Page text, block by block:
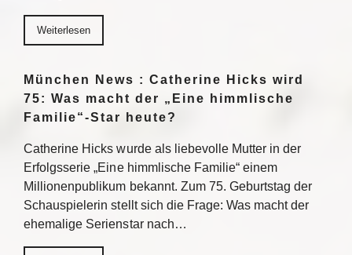
Weiterlesen
München News : Catherine Hicks wird
75: Was macht der „Eine himmlische
Familie“-Star heute?
Catherine Hicks wurde als liebevolle Mutter in der
Erfolgsserie „Eine himmlische Familie“ einem
Millionenpublikum bekannt. Zum 75. Geburtstag der
Schauspielerin stellt sich die Frage: Was macht der
ehemalige Serienstar nach…